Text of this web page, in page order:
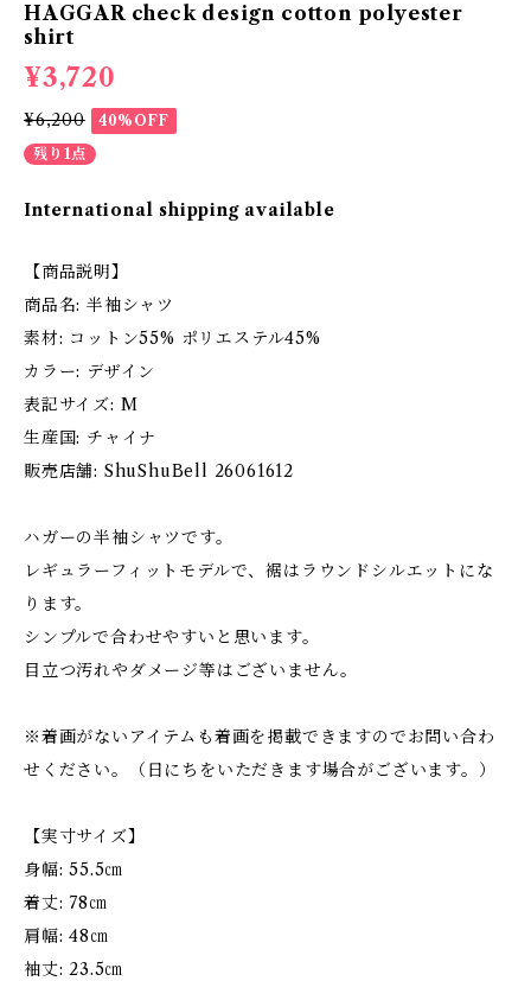
HAGGAR check design cotton polyester
shirt
¥3,720
¥6,200
40%OFF
残り1点
International shipping available
【商品説明】
商品名: 半袖シャツ
素材: コットン55% ポリエステル45%
カラー: デザイン
表記サイズ: M
生産国: チャイナ
販売店舗: ShuShuBell 26061612
ハガーの半袖シャツです。
レギュラーフィットモデルで、裾はラウンドシルエットにな
ります。
シンプルで合わせやすいと思います。
目立つ汚れやダメージ等はございません。
※着画がないアイテムも着画を掲載できますのでお問い合わ
せください。（日にちをいただきます場合がございます。）
【実寸サイズ】
身幅: 55.5㎝
着丈: 78㎝
肩幅: 48㎝
袖丈: 23.5㎝